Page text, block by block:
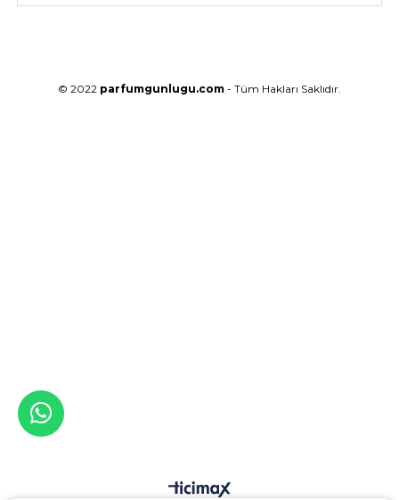
© 2022 parfumgunlugu.com - Tüm Hakları Saklıdır.